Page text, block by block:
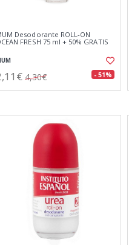
Desodorante ROLL-ON
FRESH 75 ml + 50% GRATIS
4,30€ - 51%